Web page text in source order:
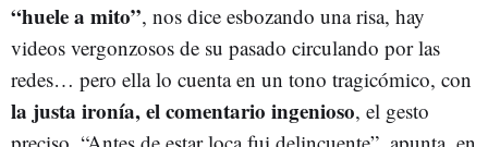
“huele a mito”, nos dice esbozando una risa, hay
videos vergonzosos de su pasado circulando por las
redes… pero ella lo cuenta en un tono tragicómico, con
la justa ironía, el comentario ingenioso, el gesto